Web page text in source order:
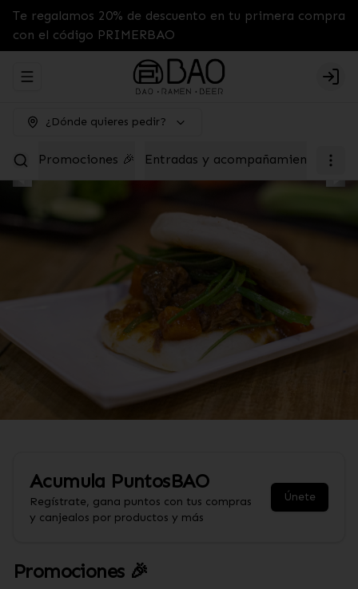
Te regalamos 20% de descuento en tu primera compra
con el código PRIMERBAO
Abrir menu de navegación
¿Dónde quieres pedir?
Promociones 🎉 Entradas y acompañamientos
Acumula PuntosBAO
Regístrate, gana puntos con tus compras
y canjealos por productos y más
Únete
Promociones 🎉